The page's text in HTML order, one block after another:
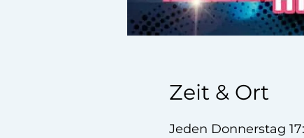
Zeit & Ort
Jeden Donnerstag